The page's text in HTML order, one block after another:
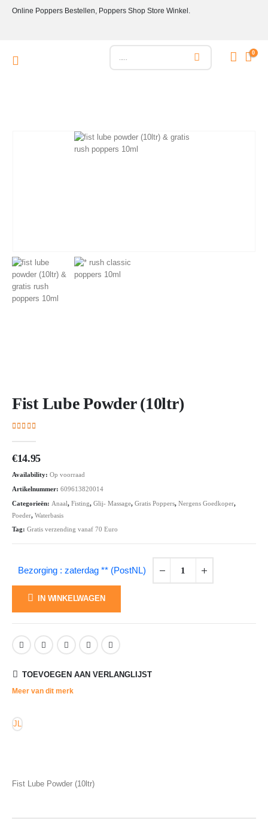
Online Poppers Bestellen, Poppers Shop Store Winkel.
0
Fist Lube Powder (10ltr)
€14.95
Availability: Op voorraad
Artikelnummer: 609613820014
Categorieën: Anaal, Fisting, Glij- Massage, Gratis Poppers, Nergens Goedkoper,
Poeder, Waterbasis
Tag: Gratis verzending vanaf 70 Euro
Bezorging : zaterdag ** (PostNL)
IN WINKELWAGEN
TOEVOEGEN AAN VERLANGLIJST
Meer van dit merk
JL
Fist Lube Powder (10ltr)